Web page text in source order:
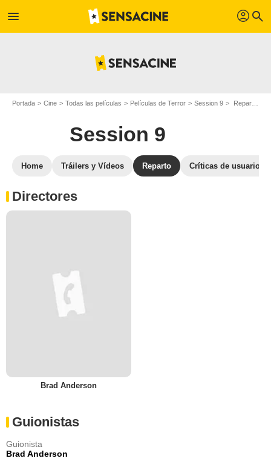
menu profil search
Portada Cine Todas las películas Películas de Terror Session 9 Reparto Session 9
Session 9
Home Tráilers y Vídeos Reparto Críticas de usuarios
Directores
Brad Anderson
Guionistas
Guionista
Brad Anderson